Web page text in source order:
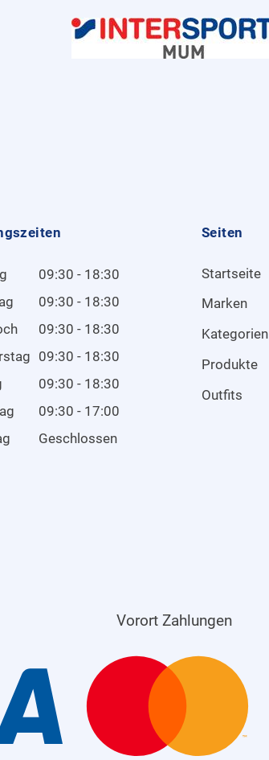
09:30 - 18:30
09:30 - 18:30
09:30 - 18:30
09:30 - 18:30
09:30 - 18:30
09:30 - 17:00
Geschlossen
Seiten
Startseite
Marken
Kategorien
Produkte
Outfits
Vorort Zahlungen